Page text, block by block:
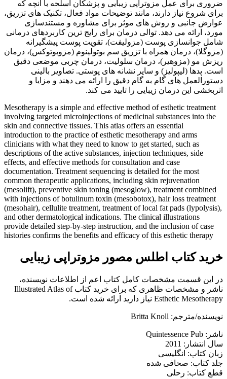
ضروری برای عمل مزوتراپی زیبایی و پزشکان اسلحه با آنچه که
برای شروع نیاز دارند، مانند توضیحات مواد فعال، تکنیک های تزریق،
عوارض جانبی و روش های موثر برای مشاوره و مستندسازی
مورد، ارائه می دهد. توالی درمان برای رایج ترین کاربردهای درمانی
شامل جوانسازی پوست (مزولیفت)، تقویت پوست پیشگیرانه
(مزوگلا)، درمان همراه با تزریق سم بوتولینوم (مزوبوتوکس)، درمان
ریزش مو (مزوهیر)، درمان سلولیت، درمان چربی موضعی دقیق
است. پدها (لیپولیز) و سایر نشانه های پوستی. تصاویر بالینی
دستورالعمل های گام به گام دقیق را ارائه می دهند و مزایا و
اثربخشی این درمان زیبایی را تایید می کند.
Mesotherapy is a simple and effective method of esthetic treatment
involving targeted microinjections of medicinal substances into the
skin and connective tissues. This atlas offers an essential
introduction to the practice of esthetic mesotherapy and arms
clinicians with what they need to know to get started, such as
descriptions of the active substances, injection techniques, side
effects, and effective methods for consultation and case
documentation. Treatment sequencing is detailed for the most
common therapeutic applications, including skin rejuvenation
(mesolift), preventive skin toning (mesoglow), treatment combined
with injections of botulinum toxin (mesobotox), hair loss treatment
(mesohair), cellulite treatment, treatment of local fat pads (lypolysis),
and other dermatological indications. The clinical illustrations
provide detailed step-by-step instruction, and the inclusion of case
histories confirms the benefits and efficacy of this esthetic therapy
خرید کتاب اطلس مصور مزوتراپی زیبایی
در این قسمت مشخصات کامل کتاب اعم از اطلاعات نویسنده،
ناشر و مشخصات ظاهری که برای خرید کتاب Illustrated Atlas of
Esthetic Mesotherapy نیاز دارید ارائه شده است.
نویسنده/مترجم: Britta Knoll
ناشر: Quintessence Pub
سال انتشار: 2011
زبان کتاب: انگلیسی
جلد کتاب: صحافی شده
قطع کتاب: رحلی